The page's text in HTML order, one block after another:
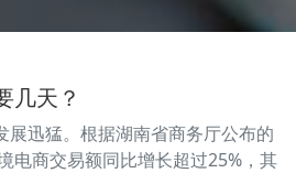
几天？
展迅猛。根据湖南省商务厅公布的
电商交易额同比增长超过25%，其